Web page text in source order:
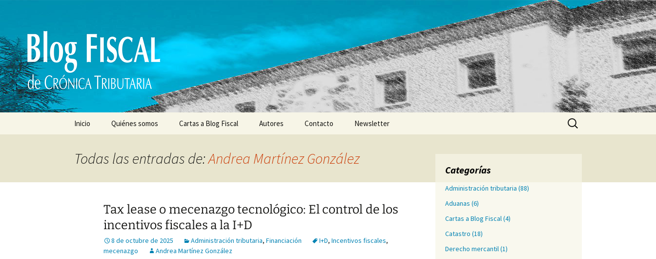
Inicio Quiénes somos Cartas a Blog Fiscal Autores Contacto Newsletter
Buscar:
Todas las entradas de:Andrea Martínez González
Tax lease o mecenazgo tecnológico: El control de los
incentivos fiscales a la I+D
8 de octubre de 2025 Administración tributaria, Financiación I+D, Incentivos fiscales,
mecenazgo
Andrea Martínez González
Categorías
Administración tributaria (88)
Aduanas (6)
Cartas a Blog Fiscal(4)
Catastro (18)
Derecho mercantil(1)